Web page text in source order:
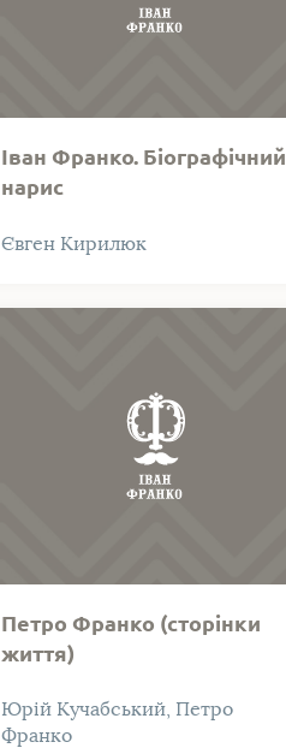
Іван Франко. Біографічний
нарис
Євген Кирилюк
Петро Франко (сторінки
життя)
Юрій Кучабський, Петро
Франко